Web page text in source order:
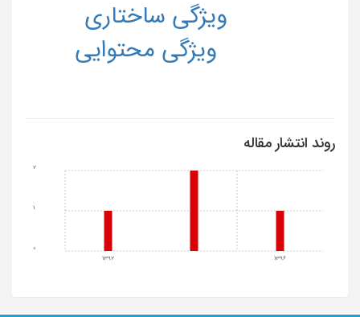
ویژگی ساختاری
ویژگی محتوایی
روند انتشار مقاله
1392 1396
0
1
2